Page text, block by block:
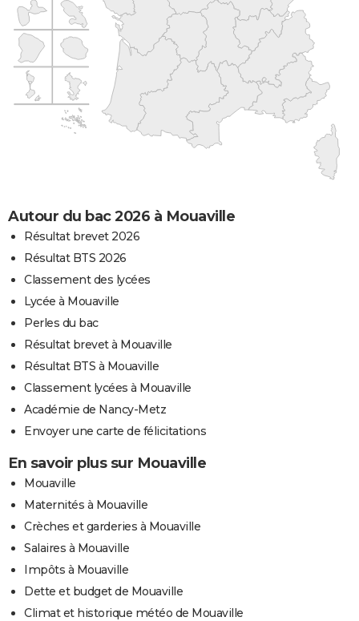
Autour du bac 2026 à Mouaville
Résultat brevet 2026
Résultat BTS 2026
Classement des lycées
Lycée à Mouaville
Perles du bac
Résultat brevet à Mouaville
Résultat BTS à Mouaville
Classement lycées à Mouaville
Académie de Nancy-Metz
Envoyer une carte de félicitations
En savoir plus sur Mouaville
Mouaville
Maternités à Mouaville
Crèches et garderies à Mouaville
Salaires à Mouaville
Impôts à Mouaville
Dette et budget de Mouaville
Climat et historique météo de Mouaville